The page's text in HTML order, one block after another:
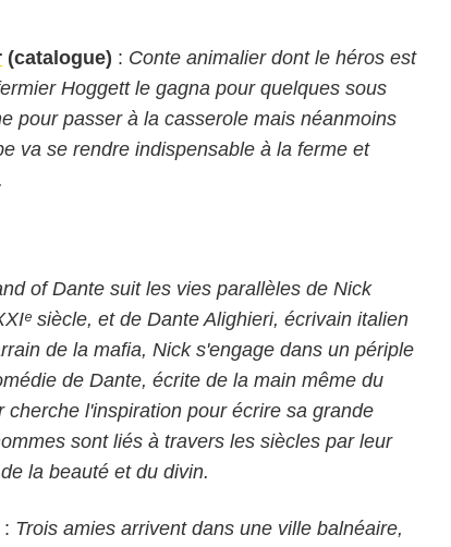
(catalogue) : Conte animalier dont le héros est
Hoggett le gagna pour quelques sous
pour passer à la casserole mais néanmoins
va se rendre indispensable à la ferme et
of Dante suit les vies parallèles de Nick
siècle, et de Dante Alighieri, écrivain italien
de la mafia, Nick s'engage dans un périple
de Dante, écrite de la main même du
l'inspiration pour écrire sa grande
sont liés à travers les siècles par leur
la beauté et du divin.
: Trois amies arrivent dans une ville balnéaire,